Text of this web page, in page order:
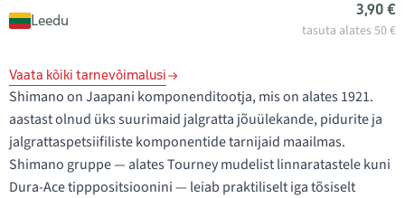
Leedu
3,90 €
tasuta alates 50 €
Vaata kõiki tarnevõimalusi
Shimano on Jaapani komponenditootja, mis on alates 1921.
aastast olnud üks suurimaid jalgratta jõuülekande, pidurite ja
jalgrattaspetsiifiliste komponentide tarnijaid maailmas.
Shimano gruppe — alates Tourney mudelist linnaratastele kuni
Dura-Ace tipppositsioonini — leiab praktiliselt iga tõsiselt